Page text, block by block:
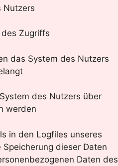
Zugriffs
System des Nutzers
des Nutzers über
werden
in den Logfiles unseres
dieser Daten
Daten des